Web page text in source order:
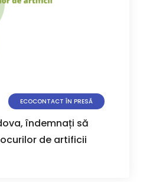
ECOCONTACT ÎN PRESĂ
îndemnați să
de artificii